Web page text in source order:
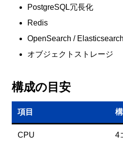
PostgreSQL冗長化
Redis
OpenSearch / Elasticsearch
オブジェクトストレージ
構成の目安
項目
CPU 4